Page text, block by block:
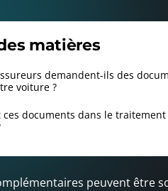
matières
demandent-ils des
voiture ?
ces documents dans le
peuvent être